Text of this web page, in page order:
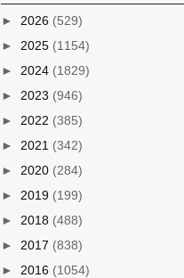
► 2026 (529)
► 2025 (1154)
► 2024 (1829)
► 2023 (946)
► 2022 (385)
► 2021 (342)
► 2020 (284)
► 2019 (199)
► 2018 (488)
► 2017 (838)
► 2016 (1054)